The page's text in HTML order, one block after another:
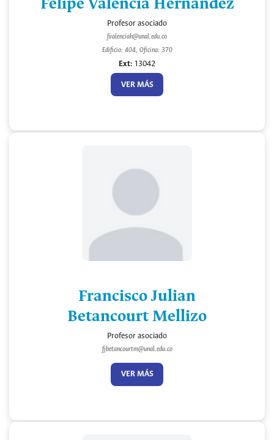
Felipe Valencia Hernandez
Profesor asociado
fvalenciah@unal.edu.co
Edificio: 404, Oficina: 370
Ext: 13042
VER MÁS
Francisco Julian
Betancourt Mellizo
Profesor asociado
fjbetancourtm@unal.edu.co
VER MÁS